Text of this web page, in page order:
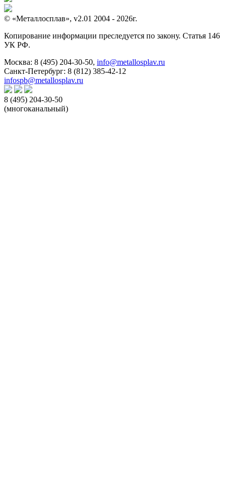
© «Металлосплав», v2.01 2004 - 2026г.
Копирование информации преследуется по закону. Статья 146
УК РФ.
Москва: 8 (495) 204-30-50, info@metallosplav.ru
Санкт-Петербург: 8 (812) 385-42-12
infospb@metallosplav.ru
8 (495) 204-30-50
(многоканальный)